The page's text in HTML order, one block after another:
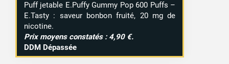
Puff jetable E.Puffy Gummy Pop 600 Puffs –
E.Tasty : saveur bonbon fruité, 20 mg de
nicotine.
Prix moyens constatés : 4,90 €.
DDM Dépassée